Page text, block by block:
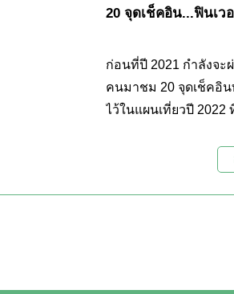
20 จุดเช็คอิน...ฟินเว
ก่อนที่ปี 2021 กำลังจะ
คนมาชม 20 จุดเช็คอิน
ไว้ในแผนเที่ยวปี
มาเอาใจคอเที่ยวทุกส